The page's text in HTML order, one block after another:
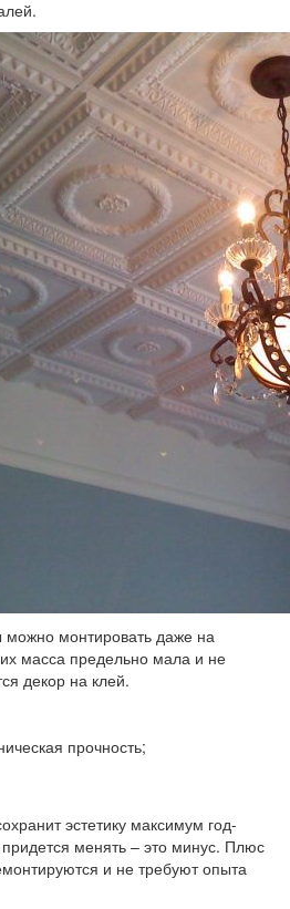
монтировать даже на
масса предельно мала и не
декор на клей.
прочность;
эстетику максимум год-
менять – это минус. Плюс
и не требуют опыта